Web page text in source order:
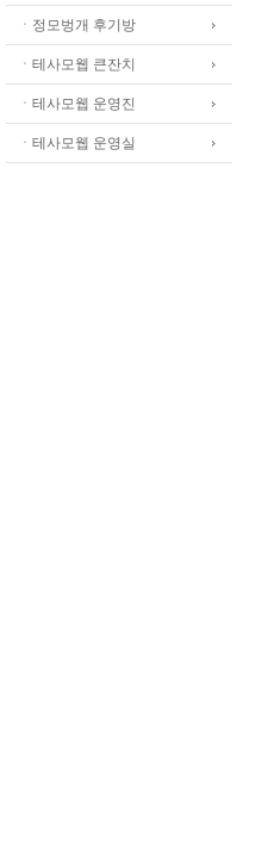
ㆍ정모벙개 후기방
ㆍ테사모웹 큰잔치
ㆍ테사모웹 운영진
ㆍ테사모웹 운영실